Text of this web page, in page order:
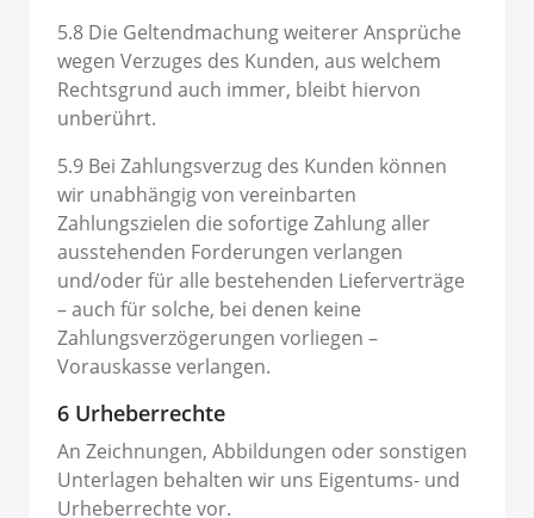
5.8 Die Geltendmachung weiterer Ansprüche
wegen Verzuges des Kunden, aus welchem
Rechtsgrund auch immer, bleibt hiervon
unberührt.
5.9 Bei Zahlungsverzug des Kunden können
wir unabhängig von vereinbarten
Zahlungszielen die sofortige Zahlung aller
ausstehenden Forderungen verlangen
und/oder für alle bestehenden Lieferverträge
– auch für solche, bei denen keine
Zahlungsverzögerungen vorliegen –
Vorauskasse verlangen.
6 Urheberrechte
An Zeichnungen, Abbildungen oder sonstigen
Unterlagen behalten wir uns Eigentums- und
Urheberrechte vor.